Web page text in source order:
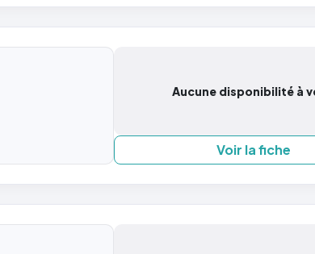
Aucune disponibilité à
Voir la fiche